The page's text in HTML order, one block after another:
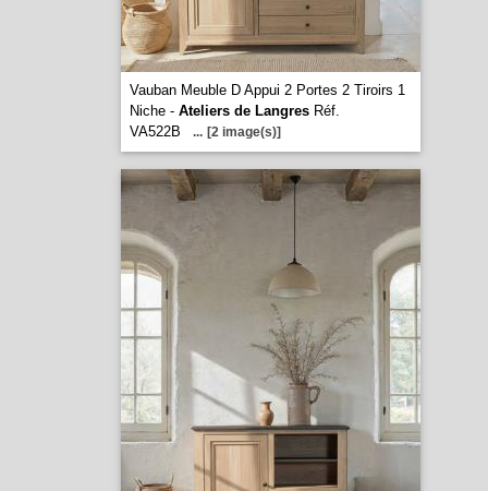
Vauban Meuble D Appui 2 Portes 2 Tiroirs 1
Niche - Ateliers de LangresRéf.
VA522B
... [2 image(s)]